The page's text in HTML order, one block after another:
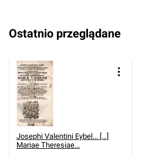
Ostatnio przeglądane
Josephi Valentini Eybel... [...]
Mariae Theresiae...